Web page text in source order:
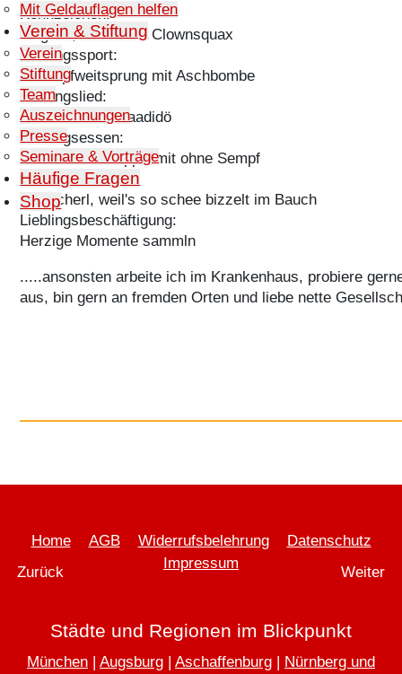
Mit Geldauflagen helfen
Verein & Stiftung
Verein
Stiftung
Team
Auszeichnungen
Presse
Seminare & Vorträge
Häufige Fragen
Shop
Kennzeichen:
Original, Münchner Clownsquax
Lieblingssport:
Fettnapfweitsprung mit Aschbombe
Lieblingslied:
Jodeldüdeldödidaadidö
Lieblingsessen:
Würschdlschnapp'n mit ohne Sempf
Lieblingsgetränk:
A Kracherl, weil's so schee bizzelt im Bauch
Lieblingsbeschäftigung:
Herzige Momente sammln
.....ansonsten arbeite ich im Krankenhaus, probiere
aus, bin gern an fremden Orten und liebe nette
Vorheriger Beitrag: Dr. Pfiffikuss alias Andreas Schock
Zurück Weiter
Home AGB Widerrufsbelehrung
Datenschutz
Impressum
Städte und Regionen im Blickpunkt
München | Augsburg | Aschaffenburg | Nürnberg und